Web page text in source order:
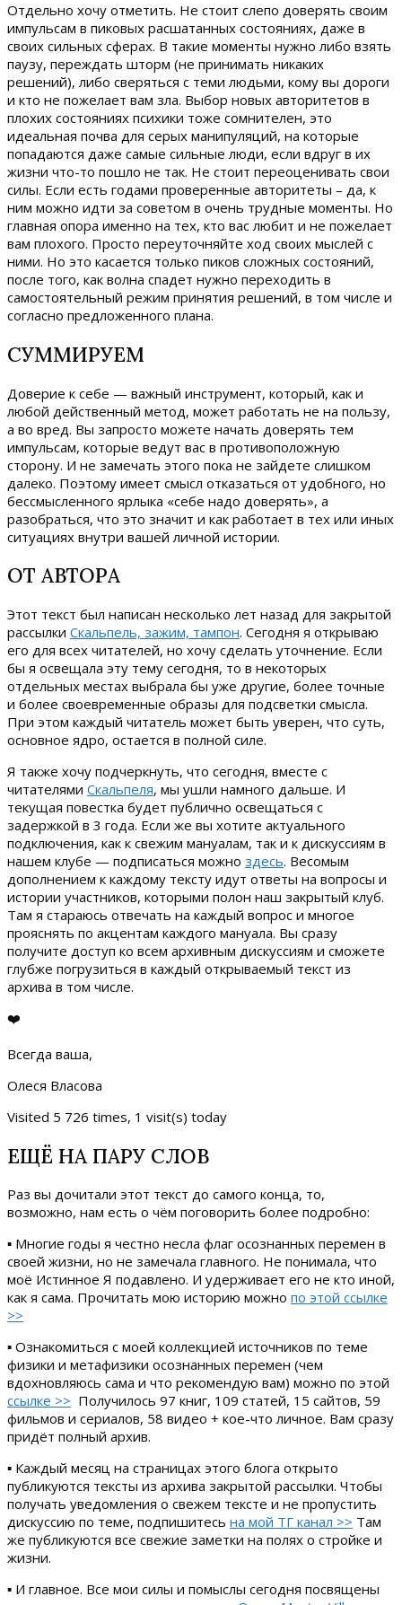
Отдельно хочу отметить. Не стоит слепо доверять своим
импульсам в пиковых расшатанных состояниях, даже в
своих сильных сферах. В такие моменты нужно либо взять
паузу, переждать шторм (не принимать никаких
решений), либо сверяться с теми людьми, кому вы дороги
и кто не пожелает вам зла. Выбор новых авторитетов в
плохих состояниях психики тоже сомнителен, это
идеальная почва для серых манипуляций, на которые
попадаются даже самые сильные люди, если вдруг в их
жизни что-то пошло не так. Не стоит переоценивать свои
силы. Если есть годами проверенные авторитеты – да, к
ним можно идти за советом в очень трудные моменты. Но
главная опора именно на тех, кто вас любит и не пожелает
вам плохого. Просто переуточняйте ход своих мыслей с
ними. Но это касается только пиков сложных состояний,
после того, как волна спадет нужно переходить в
самостоятельный режим принятия решений, в том числе и
согласно предложенного плана.
СУММИРУЕМ
Доверие к себе — важный инструмент, который, как и
любой действенный метод, может работать не на пользу,
а во вред. Вы запросто можете начать доверять тем
импульсам, которые ведут вас в противоположную
сторону. И не замечать этого пока не зайдете слишком
далеко. Поэтому имеет смысл отказаться от удобного, но
бессмысленного ярлыка «себе надо доверять», а
разобраться, что это значит и как работает в тех или иных
ситуациях внутри вашей личной истории.
ОТ АВТОРА
Этот текст был написан несколько лет назад для закрытой
рассылки Скальпель, зажим, тампон. Сегодня я открываю
его для всех читателей, но хочу сделать уточнение. Если
бы я освещала эту тему сегодня, то в некоторых
отдельных местах выбрала бы уже другие, более точные
и более своевременные образы для подсветки смысла.
При этом каждый читатель может быть уверен, что суть,
основное ядро, остается в полной силе.
Я также хочу подчеркнуть, что сегодня, вместе с
читателями Скальпеля, мы ушли намного дальше. И
текущая повестка будет публично освещаться с
задержкой в 3 года. Если же вы хотите актуального
подключения, как к свежим мануалам, так и к дискуссиям в
нашем клубе — подписаться можно здесь. Весомым
дополнением к каждому тексту идут ответы на вопросы и
истории участников, которыми полон наш закрытый клуб.
Там я стараюсь отвечать на каждый вопрос и многое
прояснять по акцентам каждого мануала. Вы сразу
получите доступ ко всем архивным дискуссиям и сможете
глубже погрузиться в каждый открываемый текст из
архива в том числе.
❤️
Всегда ваша,
Олеся Власова
Visited 5 726 times, 1 visit(s) today
ЕЩЁ НА ПАРУ СЛОВ
Раз вы дочитали этот текст до самого конца, то,
возможно, нам есть о чём поговорить более подробно:
▪ Многие годы я честно несла флаг осознанных перемен в
своей жизни, но не замечала главного. Не понимала, что
моё Истинное Я подавлено. И удерживает его не кто иной,
как я сама. Прочитать мою историю можно по этой ссылке
>>
▪ Ознакомиться с моей коллекцией источников по теме
физики и метафизики осознанных перемен (чем
вдохновляюсь сама и что рекомендую вам) можно по этой
ссылке >> Получилось 97 книг, 109 статей, 15 сайтов, 59
фильмов и сериалов, 58 видео + кое-что личное. Вам сразу
придёт полный архив.
▪ Каждый месяц на страницах этого блога открыто
публикуются тексты из архива закрытой рассылки. Чтобы
получать уведомления о свежем тексте и не пропустить
дискуссию по теме, подпишитесь на мой ТГ канал >> Там
же публикуются все свежие заметки на полях о стройке и
жизни.
▪ И главное. Все мои силы и помыслы сегодня посвящены